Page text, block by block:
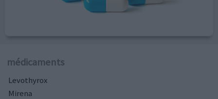
médicaments
Levothyrox
Mirena